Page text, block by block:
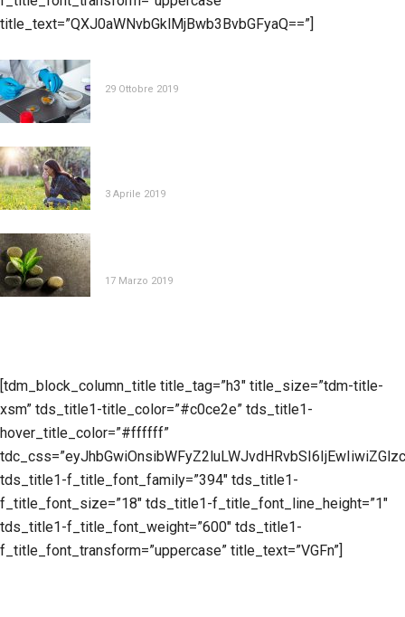
title_text=”QXJ0aWNvbGklMjBwb3BvbGFyaQ==”]
29 Ottobre 2019
3 Aprile 2019
17 Marzo 2019
[tdm_block_column_title title_tag=”h3″ title_size=”tdm-title-
xsm” tds_title1-title_color=”#c0ce2e” tds_title1-
hover_title_color=”#ffffff”
tds_title1-f_title_font_family=”394″ tds_title1-
f_title_font_size=”18″ tds_title1-f_title_font_line_height=”1″
tds_title1-f_title_font_weight=”600″ tds_title1-
f_title_font_transform=”uppercase” title_text=”VGFn”]